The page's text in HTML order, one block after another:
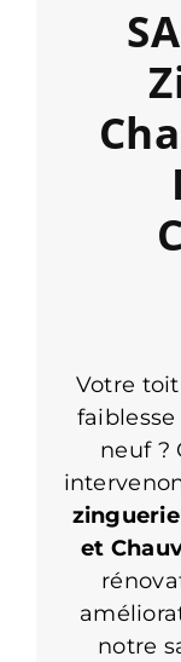
Votre
faiblesse
neuf ?
et
notre